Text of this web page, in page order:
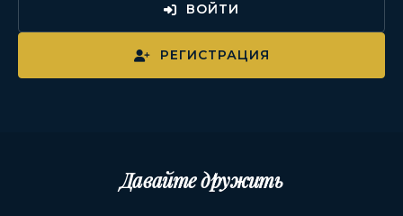
ВОЙТИ
РЕГИСТРАЦИЯ
Давайте дружить